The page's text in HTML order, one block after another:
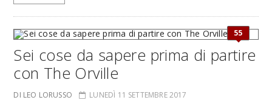
55
Sei cose da sapere prima di partire
con The Orville
DI LEO LORUSSO LUNEDÌ 11 SETTEMBRE 2017